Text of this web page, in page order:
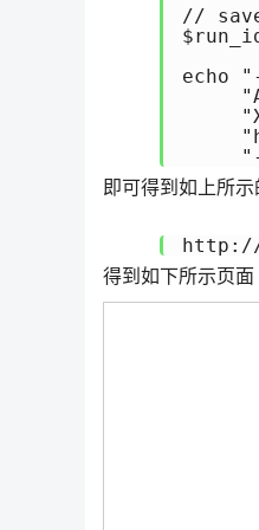
//
echo
即可得到如上所
http://
得到如下所示页面